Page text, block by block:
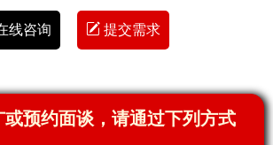
线咨询 提交需求
或预约面谈，请通过下列方式